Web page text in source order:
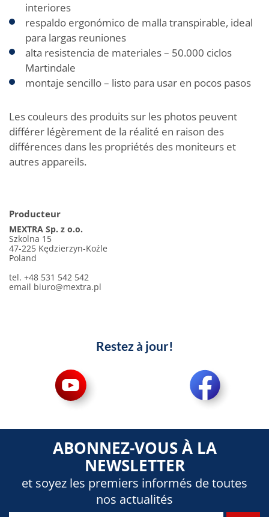
interiores
respaldo ergonómico de malla transpirable, ideal
para largas reuniones
alta resistencia de materiales – 50.000 ciclos
Martindale
montaje sencillo – listo para usar en pocos pasos
Les couleurs des produits sur les photos peuvent
différer légèrement de la réalité en raison des
différences dans les propriétés des moniteurs et
autres appareils.
Producteur
MEXTRA Sp. z o.o.
Szkolna 15
47-225 Kędzierzyn-Koźle
Poland
tel. +48 531 542 542
email biuro@mextra.pl
Restez à jour!
ABONNEZ-VOUS À LA
NEWSLETTER
et soyez les premiers informés de toutes
nos actualités